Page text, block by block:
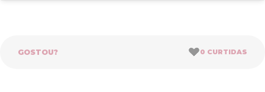
GOSTOU? 0 CURTIDAS